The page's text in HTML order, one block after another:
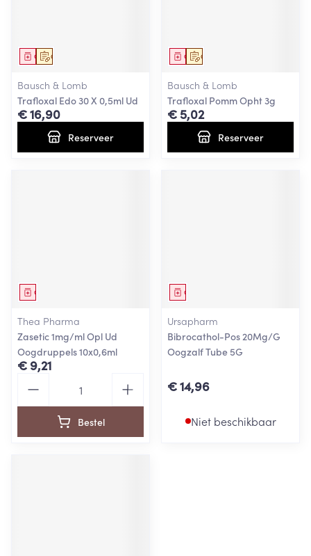
Op voorschrift
Geneesmiddel
Bausch & Lomb
Trafloxal Edo 30 X 0,5ml Ud
€ 16,90
Reserveer
Op voorschrift
Geneesmiddel
Bausch & Lomb
Trafloxal Pomm Opht 3g
€ 5,02
Reserveer
Geneesmiddel
Thea Pharma
Zasetic 1mg/ml Opl Ud
Oogdruppels 10x0,6ml
€ 9,21
Bestel
Geneesmiddel
Ursapharm
Bibrocathol-Pos 20Mg/G
Oogzalf Tube 5G
€ 14,96
Niet beschikbaar